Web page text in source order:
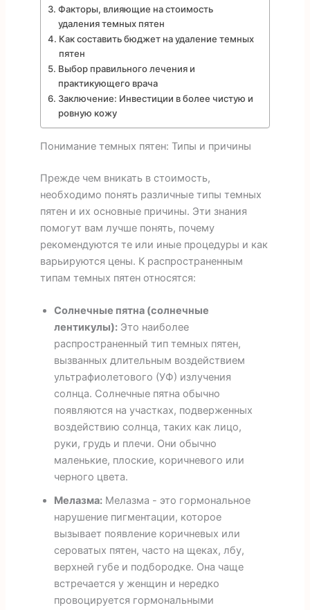
Факторы, влияющие на стоимость
удаления темных пятен
Как составить бюджет на удаление темных
пятен
Выбор правильного лечения и
практикующего врача
Заключение: Инвестиции в более чистую и
ровную кожу
Понимание темных пятен: Типы и причины
Прежде чем вникать в стоимость,
необходимо понять различные типы темных
пятен и их основные причины. Эти знания
помогут вам лучше понять, почему
рекомендуются те или иные процедуры и как
варьируются цены. К распространенным
типам темных пятен относятся:
Солнечные пятна (солнечные
лентикулы):Это наиболее
распространенный тип темных пятен,
вызванных длительным воздействием
ультрафиолетового (УФ) излучения
солнца. Солнечные пятна обычно
появляются на участках, подверженных
воздействию солнца, таких как лицо,
руки, грудь и плечи. Они обычно
маленькие, плоские, коричневого или
черного цвета.
Мелазма:Мелазма - это гормональное
нарушение пигментации, которое
вызывает появление коричневых или
сероватых пятен, часто на щеках, лбу,
верхней губе и подбородке. Она чаще
встречается у женщин и нередко
провоцируется гормональными